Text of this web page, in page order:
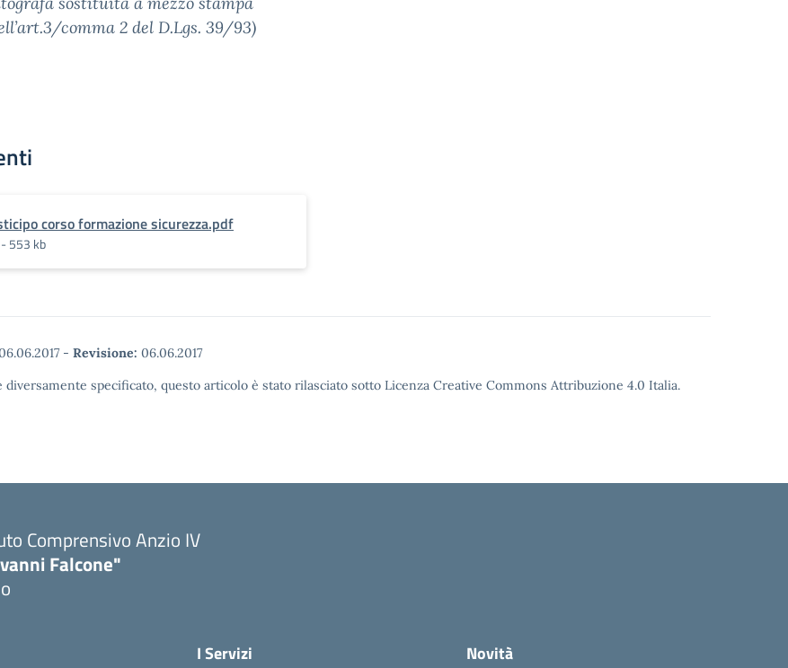
comma 2 del D.Lgs. 39/93)
corso formazione sicurezza.pdf
553 kb
- Revisione: 06.06.2017
diversamente specificato, questo articolo è stato rilasciato sotto Licenza Creative Commons Attribuzione 4.0 Italia.
Comprensivo Anzio IV
Falcone"
I Servizi Novità